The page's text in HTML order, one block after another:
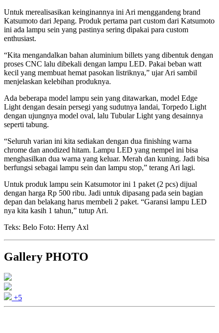
Untuk merealisasikan keinginannya ini Ari menggandeng brand
Katsumoto dari Jepang. Produk pertama part custom dari Katsumoto
ini ada lampu sein yang pastinya sering dipakai para custom
enthusiast.
“Kita mengandalkan bahan aluminium billets yang dibentuk dengan
proses CNC lalu dibekali dengan lampu LED. Pakai beban watt
kecil yang membuat hemat pasokan listriknya,” ujar Ari sambil
menjelaskan kelebihan produknya.
Ada beberapa model lampu sein yang ditawarkan, model Edge
Light dengan desain persegi yang sudutnya landai, Torpedo Light
dengan ujungnya model oval, lalu Tubular Light yang desainnya
seperti tabung.
“Seluruh varian ini kita sediakan dengan dua finishing warna
chrome dan anodized hitam. Lampu LED yang nempel ini bisa
menghasilkan dua warna yang keluar. Merah dan kuning. Jadi bisa
berfungsi sebagai lampu sein dan lampu stop,” terang Ari lagi.
Untuk produk lampu sein Katsumotor ini 1 paket (2 pcs) dijual
dengan harga Rp 500 ribu. Jadi untuk dipasang pada sein bagian
depan dan belakang harus membeli 2 paket. “Garansi lampu LED
nya kita kasih 1 tahun,” tutup Ari.
Teks: Belo Foto: Herry Axl
Gallery PHOTO
+5